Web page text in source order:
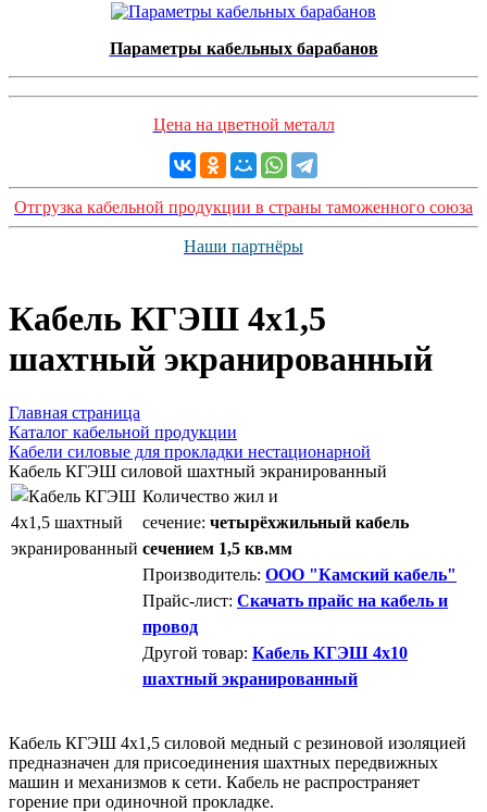
Параметры кабельных барабанов
Цена на цветной металл
Отгрузка кабельной продукции в страны таможенного союза
Наши партнёры
Кабель КГЭШ 4x1,5
шахтный экранированный
Главная страница
Каталог кабельной продукции
Кабели силовые для прокладки нестационарной
Кабель КГЭШ силовой шахтный экранированный
Количество жил и
сечение: четырёхжильный кабель
сечением 1,5 кв.мм
Производитель: ООО "Камский кабель"
Прайс-лист: Скачать прайс на кабель и
провод
Другой товар: Кабель КГЭШ 4x10
шахтный экранированный
Кабель КГЭШ 4x1,5 силовой медный с резиновой изоляцией
предназначен для присоединения шахтных передвижных
машин и механизмов к сети. Кабель не распространяет
горение при одиночной прокладке.